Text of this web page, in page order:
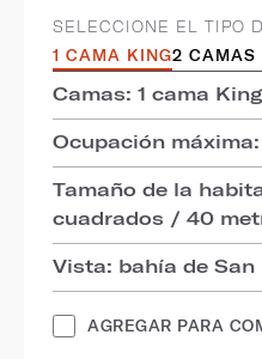
SELECCIONE EL TIPO
1 CAMA KING2 CAMAS
Camas: 1 cama King
Ocupación
Tamaño de la
cuadrados / 40
Vista: bahía de San
AGREGAR PARA